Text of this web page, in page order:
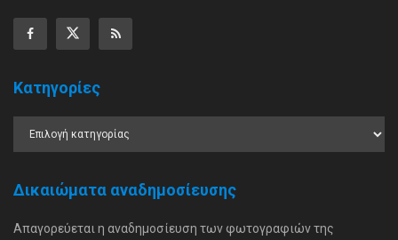
Κατηγορίες
Δικαιώματα αναδημοσίευσης
Απαγορεύεται η αναδημοσίευση των φωτογραφιών της